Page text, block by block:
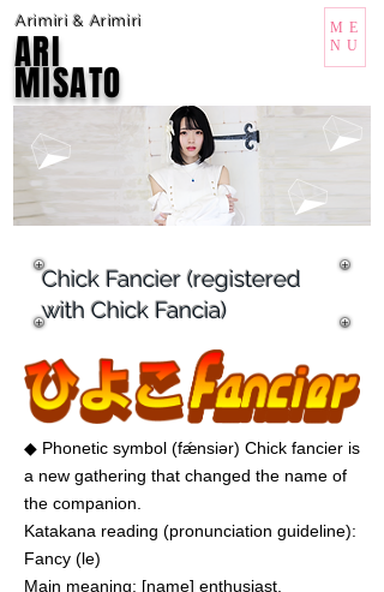
Arimiri & Arimiri
ARI
MISATO
ME
NU
Chick Fancier (registered
with Chick Fancia)
◆ Phonetic symbol (fǽnsiər) Chick fancier is
a new gathering that changed the name of
the companion.
Katakana reading (pronunciation guideline):
Fancy (le)
Main meaning: [name] enthusiast,